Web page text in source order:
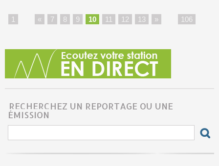
1 « 7 8 9 10 11 12 13 » 106
RECHERCHEZ UN REPORTAGE OU UNE
ÉMISSION